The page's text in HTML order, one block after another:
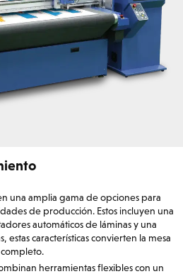
una amplia gama de opciones para
de producción. Estos incluyen una
automáticos de láminas y una
estas características convierten la mesa
herramientas flexibles con un